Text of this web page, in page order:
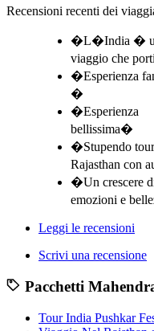
Recensioni recenti dei
�L�India �
viaggio che
�Esperienza
�
�Esperienza
bellissima�
�Stupendo
Rajasthan con
�Un crescere
emozioni e
Leggi le recensioni
Scrivi una recensione
Pacchetti
Tour India Pushkar